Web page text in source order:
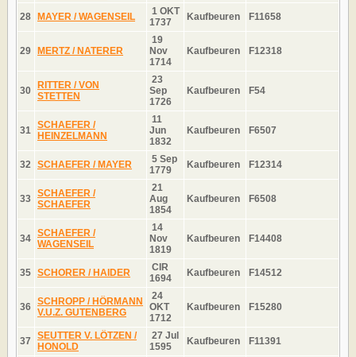
28 MAYER / WAGENSEIL
1 OKT
1737
Kaufbeuren F11658
29 MERTZ / NATERER
19
Nov
1714
Kaufbeuren F12318
30 RITTER / VON
STETTEN
23
Sep
1726
Kaufbeuren F54
31 SCHAEFER /
HEINZELMANN
11
Jun
1832
Kaufbeuren F6507
32 SCHAEFER / MAYER
5 Sep
1779
Kaufbeuren F12314
33 SCHAEFER /
SCHAEFER
21
Aug
1854
Kaufbeuren F6508
34 SCHAEFER /
WAGENSEIL
14
Nov
1819
Kaufbeuren F14408
35 SCHORER / HAIDER
CIR
1694
Kaufbeuren F14512
36 SCHROPP / HÖRMANN
V.U.Z. GUTENBERG
24
OKT
1712
Kaufbeuren F15280
37
SEUTTER V. LÖTZEN /
HONOLD
27 Jul
1595
Kaufbeuren F11391